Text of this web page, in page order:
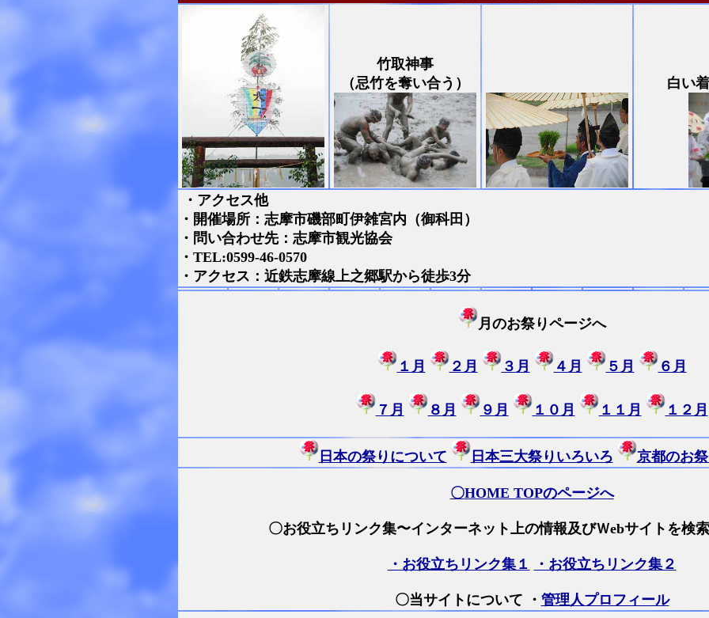
竹取神事
（忌竹を奪い合う）
白い
・アクセス他
・開催場所：志摩市磯部町伊雑宮内（御科田）
・問い合わせ先：志摩市観光協会
・TEL:0599-46‐0570
・アクセス：近鉄志摩線上之郷駅から徒歩3分
月のお祭りページへ
１月 ２月 ３月 ４月 ５月 ６月
７月 ８月 ９月 １０月 １１月 １２月
日本の祭りについて 日本三大祭りいろいろ 京都のお
〇HOME TOPのページへ
〇お役立ちリンク集〜インターネット上の情報及びＷebサイトを検
・お役立ちリンク集１ ・お役立ちリンク集２
〇当サイトについて ・ 管理人プロフィール